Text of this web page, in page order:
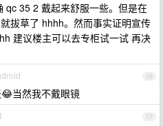
qc 35 2 戴起来舒服一些。但是在
拔草了 hhhh。然而事实证明宣传
建议楼主可以去专柜试一试 再决
16
当然我不戴眼镜
17